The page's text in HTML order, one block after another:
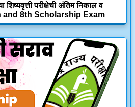
शिष्यवृत्ती परीक्षेची अंतिम निकाल व
5th and 8th Scholarship Exam